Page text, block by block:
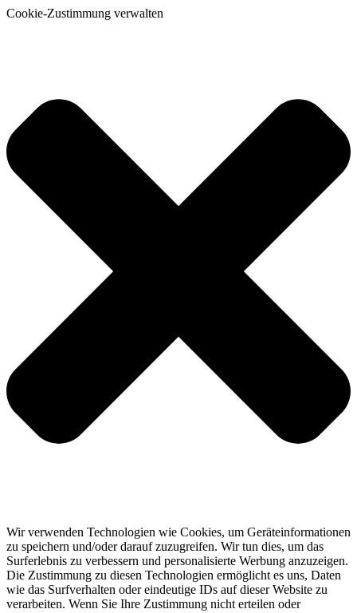
Cookie-Zustimmung verwalten
Wir verwenden Technologien wie Cookies, um Geräteinformationen
zu speichern und/oder darauf zuzugreifen. Wir tun dies, um das
Surferlebnis zu verbessern und personalisierte Werbung anzuzeigen.
Die Zustimmung zu diesen Technologien ermöglicht es uns, Daten
wie das Surfverhalten oder eindeutige IDs auf dieser Website zu
verarbeiten. Wenn Sie Ihre Zustimmung nicht erteilen oder